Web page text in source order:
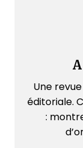
Une
éditoriale.
: